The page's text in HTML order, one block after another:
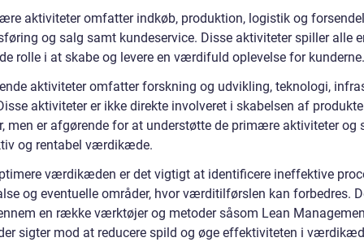
aktiviteter omfatter indkøb, produktion, logistik og
og salg samt kundeservice. Disse aktiviteter spiller alle
rolle i at skabe og levere en værdifuld oplevelse for kunderne.
aktiviteter omfatter forskning og udvikling, teknologi,
aktiviteter er ikke direkte involveret i skabelsen af
men er afgørende for at understøtte de primære aktiviteter og
og rentabel værdikæde.
værdikæden er det vigtigt at identificere ineffektive
og eventuelle områder, hvor værditilførslen kan forbedres.
en række værktøjer og metoder såsom Lean
sigter mod at reducere spild og øge effektiviteten i